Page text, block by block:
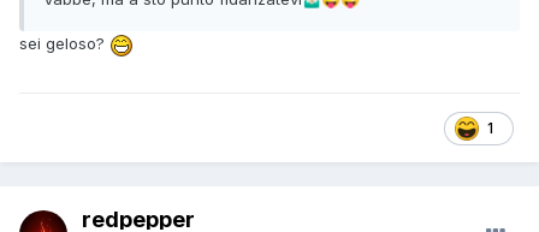
sei geloso?
1
redpepper